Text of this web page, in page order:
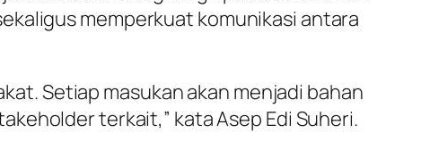
memperkuat komunikasi antara
Setiap masukan akan menjadi bahan
terkait,” kata Asep Edi Suheri.